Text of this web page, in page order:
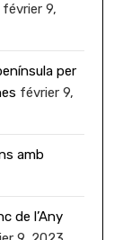
février 9,
per
février 9,
amb
de l’Any